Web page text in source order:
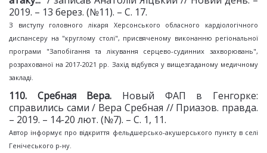
2019. – 13 берез. (№11). – С. 17.
З виступу головного лікаря Херсонського обласного кардіологічного
диспансеру на "круглому столі", присвяченому виконанню регіональної
програми "Запобігання та лікування серцево-судинних захворювань",
розрахованої на 2017-2021 рр. Захід відбувся у вищезгаданому медичному
закладі.
110. Сребная Вера. Новый ФАП в Генгорке:
справились сами / Вера Сребная // Приазов. правда.
– 2019. – 14-20 лют. (№7). – С. 1, 11.
Автор інформує про відкриття фельдшерсько-акушерського пункту в селі
Генічеського р-ну.